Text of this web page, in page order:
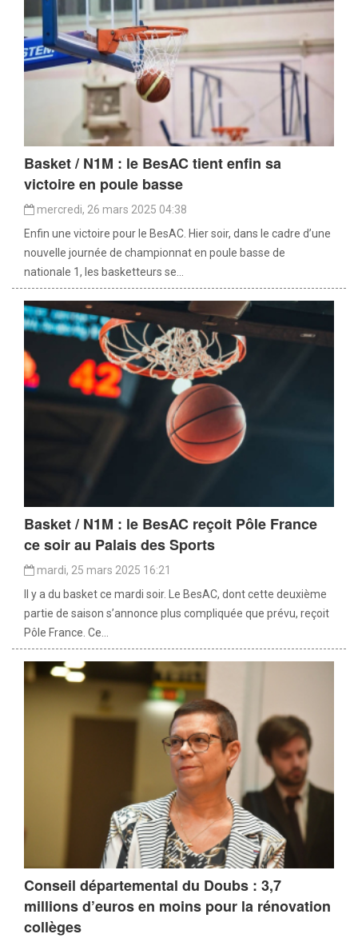
Basket / N1M : le BesAC tient enfin sa
victoire en poule basse
mercredi, 26 mars 2025 04:38
Enfin une victoire pour le BesAC. Hier soir, dans le cadre d’une
nouvelle journée de championnat en poule basse de
nationale 1, les basketteurs se...
Basket / N1M : le BesAC reçoit Pôle France
ce soir au Palais des Sports
mardi, 25 mars 2025 16:21
Il y a du basket ce mardi soir. Le BesAC, dont cette deuxième
partie de saison s’annonce plus compliquée que prévu, reçoit
Pôle France. Ce...
Conseil départemental du Doubs : 3,7
millions d’euros en moins pour la rénovation
collèges